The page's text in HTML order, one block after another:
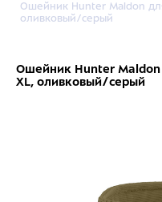
Ошейник Hunter Maldon
оливковый/серый
Ошейник Hunter Maldon
XL, оливковый/серый